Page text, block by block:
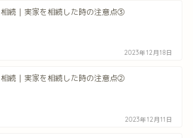
相続｜実家を相続した時の注意点③
2023年12月18日
相続｜実家を相続した時の注意点②
2023年12月11日